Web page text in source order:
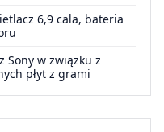
6,9 cala, bateria
Sony w związku z
płyt z grami